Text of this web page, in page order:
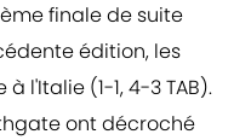
finale de suite
édition, les
l'Italie (1-1, 4-3 TAB).
ont décroché